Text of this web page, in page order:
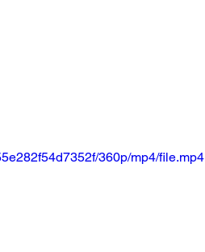
360p/mp4/file.mp4